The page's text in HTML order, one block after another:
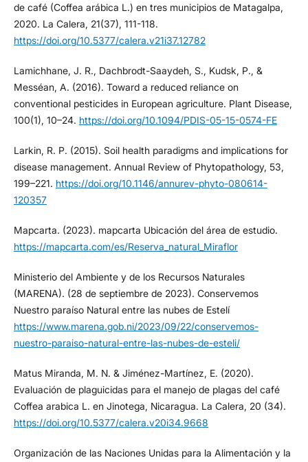
de café (Coffea arábica L.) en tres municipios de Matagalpa,
2020. La Calera, 21(37), 111-118.
https://doi.org/10.5377/calera.v21i37.12782
Lamichhane, J. R., Dachbrodt-Saaydeh, S., Kudsk, P., &
Messéan, A. (2016). Toward a reduced reliance on
conventional pesticides in European agriculture. Plant Disease,
100(1), 10–24. https://doi.org/10.1094/PDIS-05-15-0574-FE
Larkin, R. P. (2015). Soil health paradigms and implications for
disease management. Annual Review of Phytopathology, 53,
199–221. https://doi.org/10.1146/annurev-phyto-080614-
120357
Mapcarta. (2023). mapcarta Ubicación del área de estudio.
https://mapcarta.com/es/Reserva_natural_Miraflor
Ministerio del Ambiente y de los Recursos Naturales
(MARENA). (28 de septiembre de 2023). Conservemos
Nuestro paraíso Natural entre las nubes de Estelí
https://www.marena.gob.ni/2023/09/22/conservemos-
nuestro-paraiso-natural-entre-las-nubes-de-esteli/
Matus Miranda, M. N. & Jiménez-Martínez, E. (2020).
Evaluación de plaguicidas para el manejo de plagas del café
Coffea arabica L. en Jinotega, Nicaragua. La Calera, 20 (34).
https://doi.org/10.5377/calera.v20i34.9668
Organización de las Naciones Unidas para la Alimentación y la